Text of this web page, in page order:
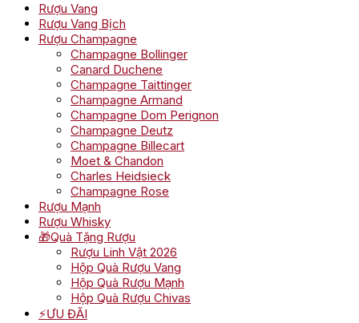
Rượu Vang
Rượu Vang Bịch
Rượu Champagne
Champagne Bollinger
Canard Duchene
Champagne Taittinger
Champagne Armand
Champagne Dom Perignon
Champagne Deutz
Champagne Billecart
Moet & Chandon
Charles Heidsieck
Champagne Rose
Rượu Mạnh
Rượu Whisky
🎁Quà Tặng Rượu
Rượu Linh Vật 2026
Hộp Quà Rượu Vang
Hộp Quà Rượu Mạnh
Hộp Quà Rượu Chivas
⚡ƯU ĐÃI